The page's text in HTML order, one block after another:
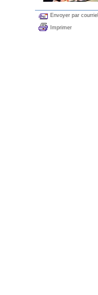
Envoyer par courriel
Imprimer